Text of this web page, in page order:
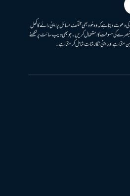
دعوت دیتا ہے کہ وہ خود بھی مختلف مسائل پر اپنی رائے کا کھل
تبصرے کی سہولت کا استعمال کریں۔ جو بھی ویب سائٹ پر لکھنے
بن سکتا ہے اور اپنی نگارشات شامل کرسکتا ہے۔